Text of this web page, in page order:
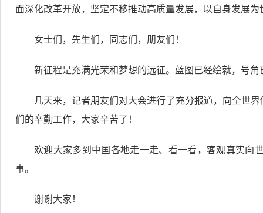
面深化改革开放，坚定不移推动高质量发展，以自身发展
女士们，先生们，同志们，朋友们！
新征程是充满光荣和梦想的远征。蓝图已经绘就，号
几天来，记者朋友们对大会进行了充分报道，向全世
们的辛勤工作，大家辛苦了！
欢迎大家多到中国各地走一走、看一看，客观真实向
事。
谢谢大家！